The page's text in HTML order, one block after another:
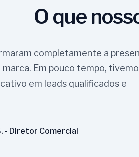
O que
completamente a
Em pouco tempo,
em leads qualificados e
- Diretor Comercial